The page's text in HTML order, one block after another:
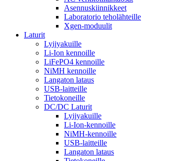
Asennuskiinnikkeet
Laboratorio teholähteille
Xgen-moduulit
Laturit
Lyijyakuille
Li-Ion kennoille
LiFePO4 kennoille
NiMH kennoille
Langaton lataus
USB-laitteille
Tietokoneille
DC/DC Laturit
Lyijyakuille
Li-Ion-kennoille
NiMH-kennoille
USB-laitteille
Langaton lataus